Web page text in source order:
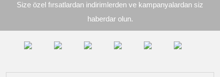
Ürün açıklamasında eksik bilgiler bulunuyor.
Ürün fiyatı diğer sitelerden daha pahalı.
Size özel fırsatlardan indirimlerden ve kampanyalardan siz
haberdar olun.